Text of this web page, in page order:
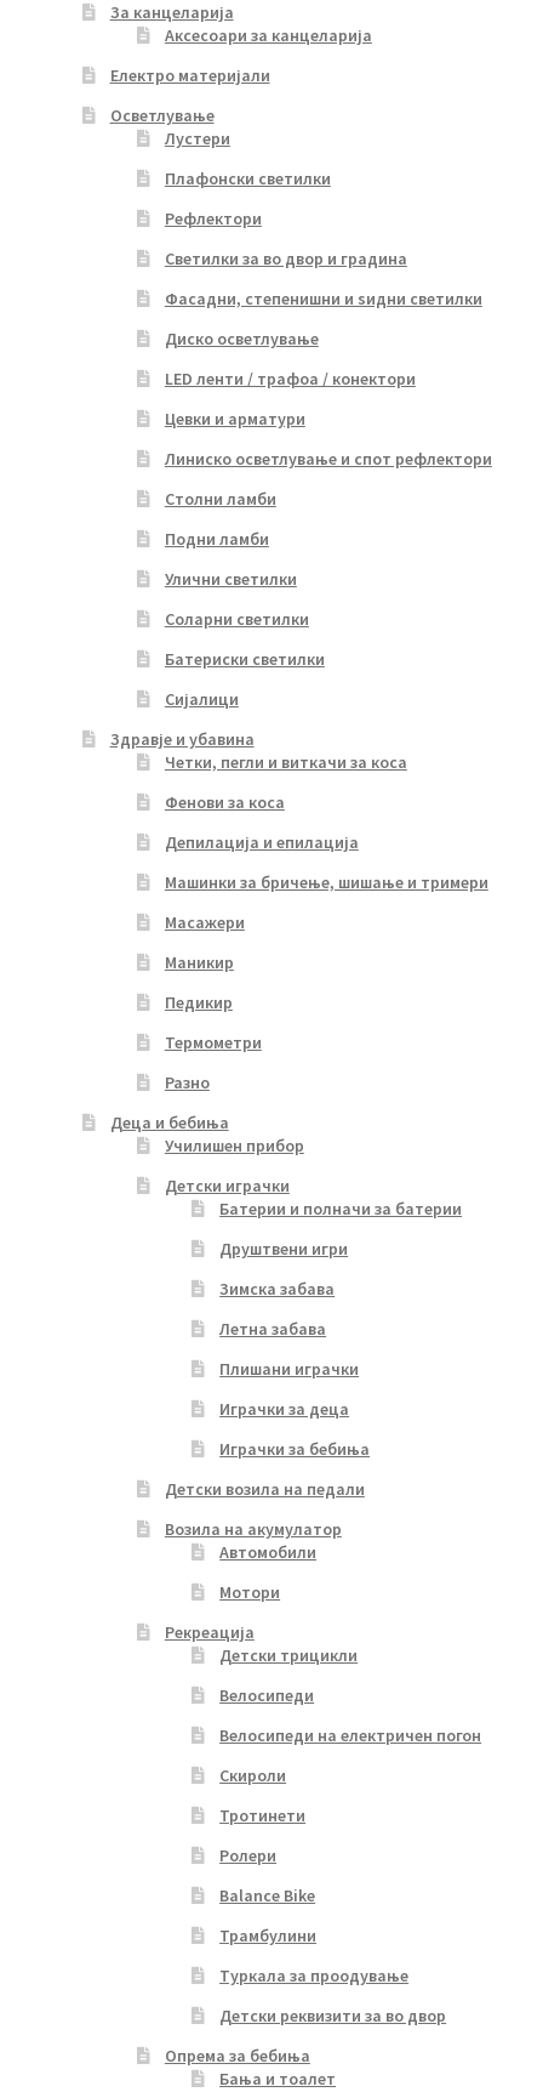
За канцеларија
Аксесоари за канцеларија
Електро материјали
Осветлување
Лустери
Плафонски светилки
Рефлектори
Светилки за во двор и градина
Фасадни, степенишни и ѕидни светилки
Диско осветлување
LED ленти / трафоа / конектори
Цевки и арматури
Линиско осветлување и спот рефлектори
Столни ламби
Подни ламби
Улични светилки
Соларни светилки
Батериски светилки
Сијалици
Здравје и убавина
Четки, пегли и виткачи за коса
Фенови за коса
Депилација и епилација
Машинки за бричење, шишање и тримери
Масажери
Маникир
Педикир
Термометри
Разно
Деца и бебиња
Училишен прибор
Детски играчки
Батерии и полначи за батерии
Друштвени игри
Зимска забава
Летна забава
Плишани играчки
Играчки за деца
Играчки за бебиња
Детски возила на педали
Возила на акумулатор
Автомобили
Мотори
Рекреација
Детски трицикли
Велосипеди
Велосипеди на електричен погон
Скироли
Тротинети
Ролери
Balance Bike
Трамбулини
Туркала за проодување
Детски реквизити за во двор
Опрема за бебиња
Бања и тоалет